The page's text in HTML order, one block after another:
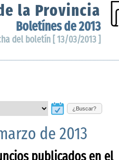
la Provincia
Boletínes de 2013
del boletín [ 13/03/2013 ]
¿Buscar?
de 2013
publicados en el